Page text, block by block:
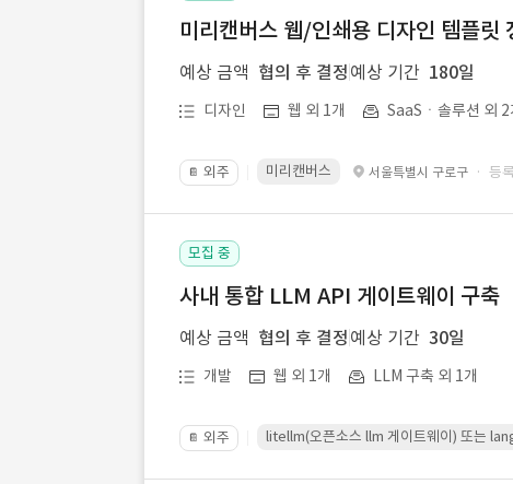
미리캔버스 웹/인쇄용 디자인 템플릿
예상 금액 협의 후 결정 예상 기간 180일
디자인 웹 외 1개 SaaSㆍ솔루션 외 2
📔 외주 미리캔버스 서울특별시 구로구 · 등
모집 중
사내 통합 LLM API 게이트웨이 구축
예상 금액 협의 후 결정 예상 기간 30일
개발 웹 외 1개 LLM 구축 외 1개
📔 외주 litellm(오픈소스 llm 게이트웨이) 또는